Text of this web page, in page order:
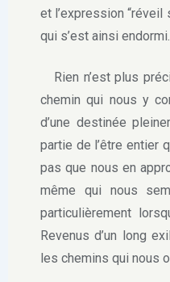
et l’expression
qui s’est ainsi endormi.
Rien n’est plus
chemin qui nous y
d’une destinée
partie de l’être entier
pas que nous en
même qui nous
particulièrement
Revenus d’un long
les chemins qui nous